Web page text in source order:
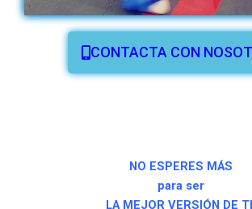
CONTACTA CON
NO ESPERES MÁS
para ser
LA MEJOR VERSIÓN DE